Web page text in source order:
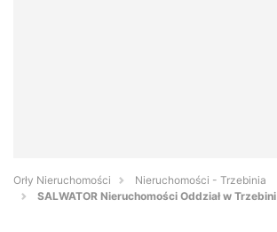
Orły Nieruchomości
Nieruchomości - Trzebinia
SALWATOR Nieruchomości Oddział w Trzebini